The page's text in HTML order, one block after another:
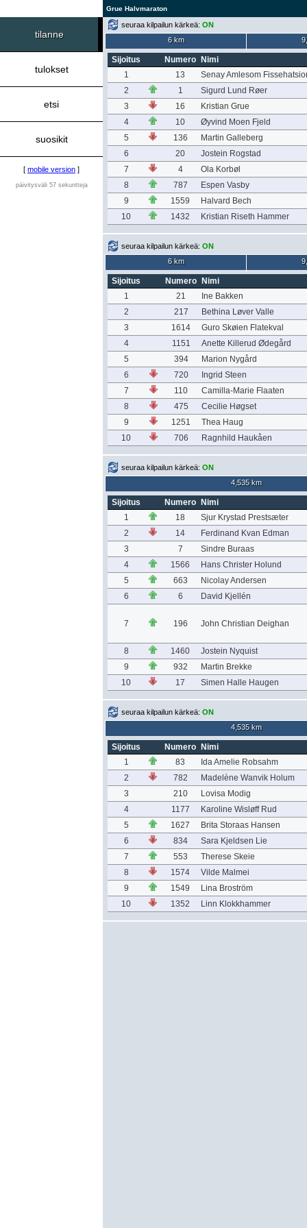
Grue Halvmaraton
tilanne
tulokset
etsi
suosikit
[ mobile version ]
päivitysväli 57 sekuntteja
seuraa kilpailun kärkeä: ON
6 km
Sijoitus Numero
Nimi
1
13
Senay Amlesom
2
1
Sigurd Lund Røer
3
16
Kristian Grue
4
10
Øyvind Moen Fjeld
5
136
Martin Galleberg
6
20
Jostein Rogstad
7
4
Ola Korbøl
8
787
Espen Vasby
9
1559
Halvard Bech
10
1432 Kristian Riseth Hammer
seuraa kilpailun kärkeä: ON
6 km
Sijoitus Numero
Nimi
1
21
Ine Bakken
2
217
Bethina Løver Valle
3
1614
Guro Skøien Flatekval
4
1151
Anette Killerud Ødegård
5
394
Marion Nygård
6
720
Ingrid Steen
7
110
Camilla-Marie Flaaten
8
475
Cecilie Høgset
9
1251
Thea Haug
10
706 Ragnhild Haukåen
seuraa kilpailun kärkeä: ON
4,535 km
Sijoitus Numero
Nimi
1
18
Sjur Krystad Prestsæter
2
14
Ferdinand Kvan Edman
3
7
Sindre Buraas
4
1566
Hans Christer Holund
5
663
Nicolay Andersen
6
6 David Kjellén
7 196 John Christian Deighan
8 1460
Jostein Nyquist
9
932
Martin Brekke
10
17 Simen Halle Haugen
seuraa kilpailun kärkeä: ON
4,535 km
Sijoitus Numero
Nimi
1
83
Ida Amelie Robsahm
2
782
Madelène Wanvik Holum
3
210
Lovisa Modig
4
1177
Karoline Wisløff Rud
5
1627
Brita Storaas Hansen
6
834
Sara Kjeldsen Lie
7
553
Therese Skeie
8
1574
Vilde Malmei
9
1549
Lina Broström
10
1352 Linn Klokkhammer